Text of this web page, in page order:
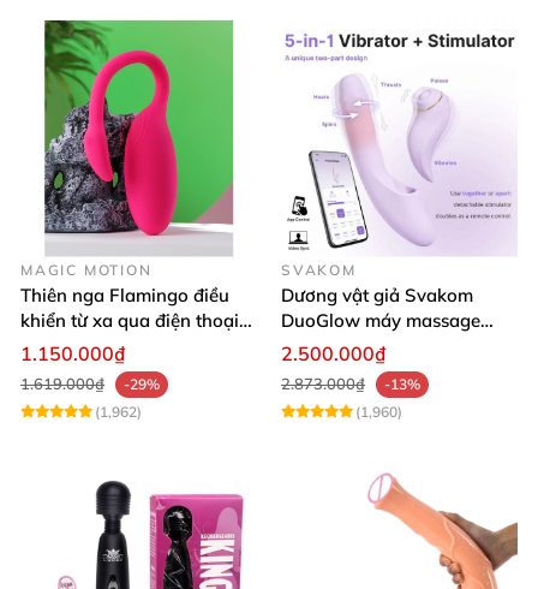
MAGIC MOTION
Thiên nga Flamingo điều
khiển từ xa qua điện thoại
cao cấp
1.150.000₫
1.619.000₫
-29%
(1,962)
SVAKOM
Dương vật giả Svakom
DuoGlow máy massage
điểm G và âm vật cao cấp 5
in 1 điều khiển app thông
minh
2.500.000₫
2.873.000₫
-13%
(1,960)